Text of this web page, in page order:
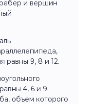
ребер и вершин
равны 9, 8 и 12.
4, 6 и 9.
объем которого